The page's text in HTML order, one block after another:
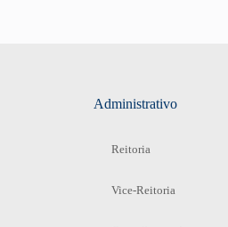
Administrativo
Reitoria
Vice-Reitoria